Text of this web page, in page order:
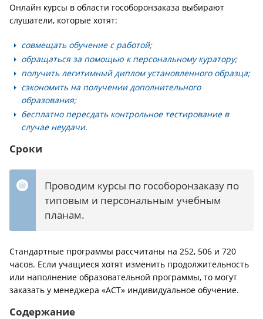
Онлайн курсы в области гособоронзаказа выбирают
слушатели, которые хотят:
совмещать обучение с работой;
обращаться за помощью к персональному куратору;
получить легитимный диплом установленного образца;
сэкономить на получении дополнительного
образования;
бесплатно пересдать контрольное тестирование в
случае неудачи.
Сроки
Проводим курсы по гособоронзаказу по
типовым и персональным учебным
планам.
Стандартные программы рассчитаны на 252, 506 и 720
часов. Если учащиеся хотят изменить продолжительность
или наполнение образовательной программы, то могут
заказать у менеджера «АСТ» индивидуальное обучение.
Содержание